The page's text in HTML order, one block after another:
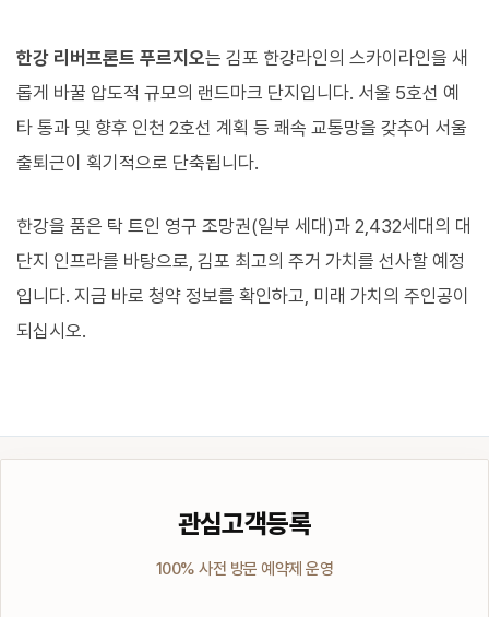
한강 리버프론트 푸르지오는 김포 한강라인의 스카이라인을 새
롭게 바꿀 압도적 규모의 랜드마크 단지입니다. 서울 5호선 예
타 통과 및 향후 인천 2호선 계획 등 쾌속 교통망을 갖추어 서울
출퇴근이 획기적으로 단축됩니다.
한강을 품은 탁 트인 영구 조망권(일부 세대)과 2,432세대의 대
단지 인프라를 바탕으로, 김포 최고의 주거 가치를 선사할 예정
입니다. 지금 바로 청약 정보를 확인하고, 미래 가치의 주인공이
되십시오.
관심고객등록
100% 사전 방문 예약제 운영